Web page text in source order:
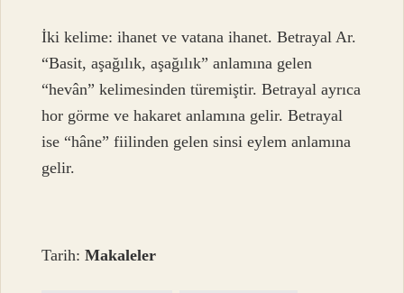
İki kelime: ihanet ve vatana ihanet. Betrayal Ar.
“Basit, aşağılık, aşağılık” anlamına gelen
“hevân” kelimesinden türemiştir. Betrayal ayrıca
hor görme ve hakaret anlamına gelir. Betrayal
ise “hâne” fiilinden gelen sinsi eylem anlamına
gelir.
Tarih:Makaleler